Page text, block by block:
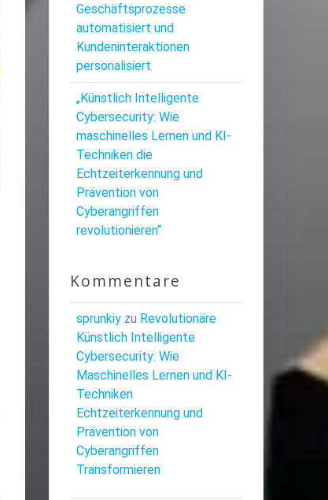
Geschäftsprozesse
automatisiert und
Kundeninteraktionen
personalisiert
„Künstlich Intelligente
Cybersecurity: Wie
maschinelles Lernen und KI-
Techniken die
Echtzeiterkennung und
Prävention von
Cyberangriffen
revolutionieren“
Kommentare
sprunkiyzu Revolutionäre
Künstlich Intelligente
Cybersecurity: Wie
Maschinelles Lernen und KI-
Techniken
Echtzeiterkennung und
Prävention von
Cyberangriffen
Transformieren